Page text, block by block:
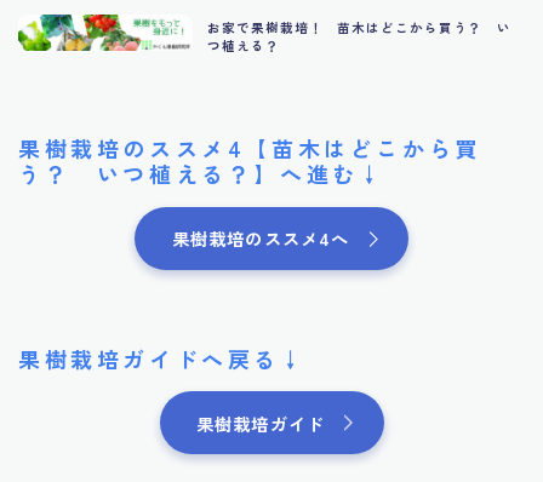
お家で果樹栽培！ 苗木はどこから買う？ い
つ植える？
果樹栽培のススメ4【苗木はどこから買
う？ いつ植える？】へ進む↓
果樹栽培のススメ4へ
果樹栽培ガイドへ戻る↓
果樹栽培ガイド